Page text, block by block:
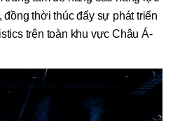
đồng thời thúc đẩy sự phát triển
trên toàn khu vực Châu Á-